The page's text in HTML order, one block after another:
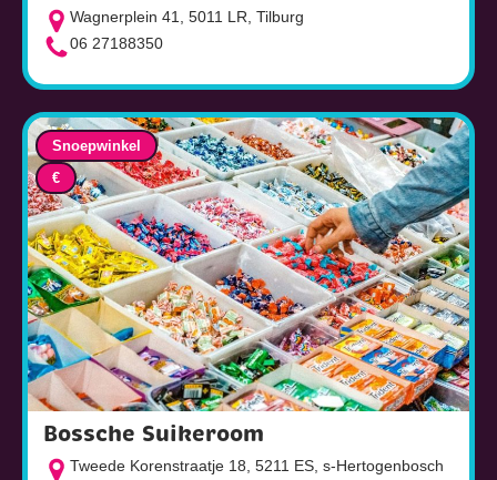
Wagnerplein 41, 5011 LR, Tilburg
06 27188350
Bossche Suikeroom
Tweede Korenstraatje 18, 5211 ES, s-Hertogenbosch
Snoepwinkel
€